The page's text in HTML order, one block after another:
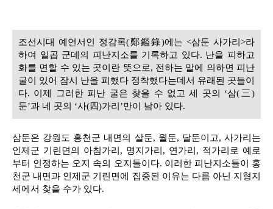
조선시대 예언서인 정감록(鄭鑑錄)에는 <삼둔 사가리>라
하여 일곱 군데의 피난지소를 기록하고 있다. 난을 피하고
화를 면할 수 있는 곳이란 뜻으로, 전하는 말에 의하면 피난
굴이 있어 잠시 난을 피했다 정착했다는데서 유래된 곳들이
다. 이제 그러한 피난 굴은 찾을 수 없고 세 곳의 ‘삼(三)
둔’과 네 곳의 ‘사(四)가리’만이 남아 있다.
삼둔은 강원도 홍천군 내면의 살둔, 월둔, 달둔이고, 사가리는
인제군 기린면의 아침가리, 명지가리, 연가리, 적가리로 예로
부터 인정하는 오지 속의 오지들이다. 이러한 피난지소들이 홍
천군 내면과 인제군 기린면에 집중된 이유는 다름 아닌 지형지
세에서 찾을 수가 있다.